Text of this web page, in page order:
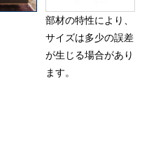
部材の特性により、
サイズは多少の誤差
が生じる場合があり
ます。